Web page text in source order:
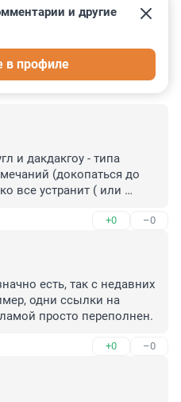
и другие
в профиле
и дакдакгоу - типа
(докопаться до
все устранит ( или
с рамблером... и
система из
что им скажут...
+0 –0
есть, так с недавних
одни ссылки на
просто переполнен.
+0 –0